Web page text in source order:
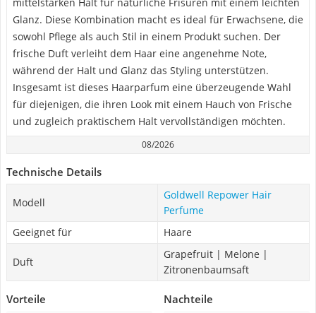
Glanz. Diese Kombination macht es ideal für Erwachsene, die
sowohl Pflege als auch Stil in einem Produkt suchen. Der
frische Duft verleiht dem Haar eine angenehme Note,
während der Halt und Glanz das Styling unterstützen.
Insgesamt ist dieses Haarparfum eine überzeugende Wahl
für diejenigen, die ihren Look mit einem Hauch von Frische
und zugleich praktischem Halt vervollständigen möchten.
08/2026
Technische Details
Modell
Goldwell Repower Hair
Perfume
Geeignet für
Haare
Duft
Grapefruit | Melone |
Zitronenbaumsaft
Vorteile Nachteile